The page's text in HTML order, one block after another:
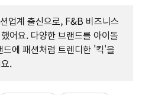
업계 출신으로, F&B 비즈니스
어요. 다양한 브랜드를 아이돌
드에 패션처럼 트렌디한 '킥'을
.